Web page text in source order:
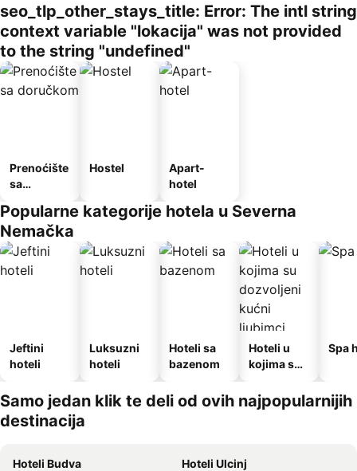
seo_tlp_other_stays_title: Error: The intl string
context variable "lokacija" was not provided
to the string "undefined"
Prenoćište
sa
Hostel
Apart-
hotel
Popularne kategorije hotela u Severna
Nemačka
Jeftini
hoteli
Luksuzni
hoteli
Hoteli sa
bazenom
Hoteli u
kojima su
kućni
ljubimci
Spa
Samo jedan klik te deli od ovih najpopularnijih
destinacija
Hoteli Budva
Hoteli Ulcinj